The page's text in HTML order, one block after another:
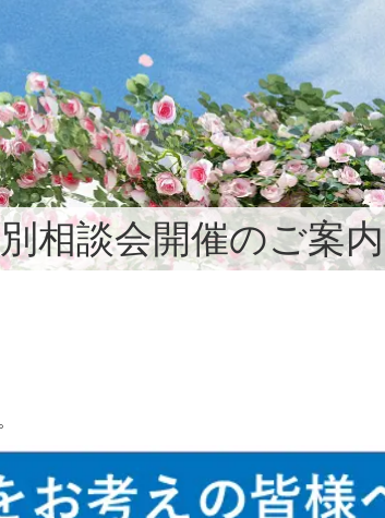
相談会開催のご案内